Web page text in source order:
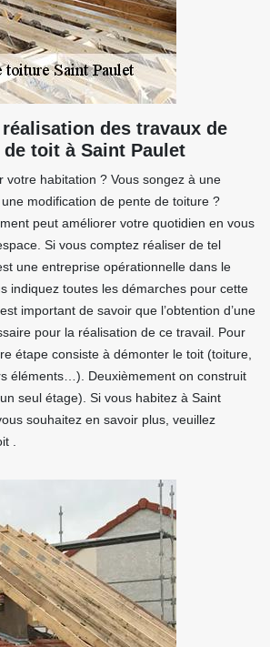
des travaux de
toit à Saint Paulet
votre habitation ? Vous songez à une
modification de pente de toiture ?
peut améliorer votre quotidien en vous
Si vous comptez réaliser de tel
une entreprise opérationnelle dans le
indiquez toutes les démarches pour cette
important de savoir que l’obtention d’une
pour la réalisation de ce travail. Pour
étape consiste à démonter le toit (toiture,
éléments…). Deuxièmement on construit
seul étage). Si vous habitez à Saint
souhaitez en savoir plus, veuillez
.